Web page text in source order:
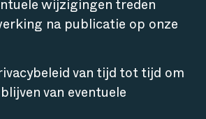
wijzigingen treden
na publicatie op onze
van tijd tot tijd om
van eventuele